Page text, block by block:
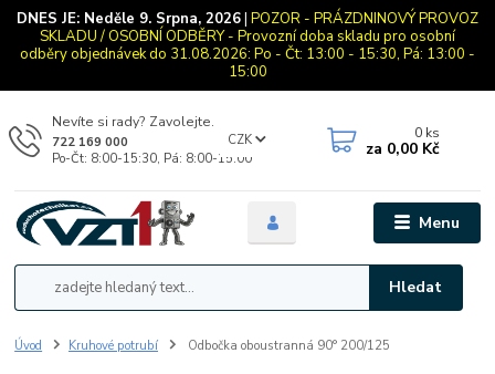
DNES JE: Neděle 9. Srpna, 2026| POZOR - PRÁZDNINOVÝ PROVOZ
SKLADU / OSOBNÍ ODBĚRY - Provozní doba skladu pro osobní
odběry objednávek do 31.08.2026: Po - Čt: 13:00 - 15:30, Pá: 13:00 -
15:00
Menu
CZK
Hledat
Nevíte si rady? Zavolejte.
722 169 000
Po-Čt: 8:00-15:30, Pá: 8:00-15:00
0 ks
za 0,00 Kč
Úvod Kruhové potrubí Odbočka oboustranná 90° 200/125